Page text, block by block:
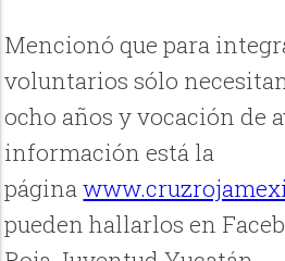
Mencionó que para
voluntarios sólo
ocho años y vocación de
información está la
página
pueden hallarlos en